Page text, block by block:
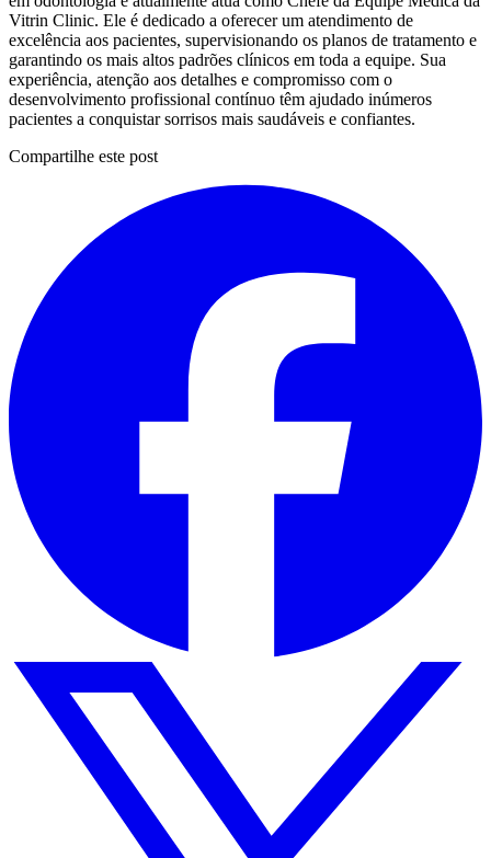
Vitrin Clinic. Ele é dedicado a oferecer um atendimento de
excelência aos pacientes, supervisionando os planos de tratamento e
garantindo os mais altos padrões clínicos em toda a equipe. Sua
experiência, atenção aos detalhes e compromisso com o
desenvolvimento profissional contínuo têm ajudado inúmeros
pacientes a conquistar sorrisos mais saudáveis e confiantes.
Compartilhe este post